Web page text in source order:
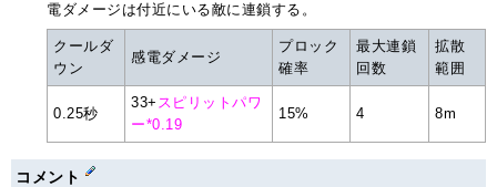
電ダメージは付近にいる敵に連鎖する。
クールダ
ウン
感電ダメージ
プロック
確率
最大連鎖
回数
拡散
範囲
0.25秒
33+ スピリットパワ
ー*0.19
15% 4 8m
コメント